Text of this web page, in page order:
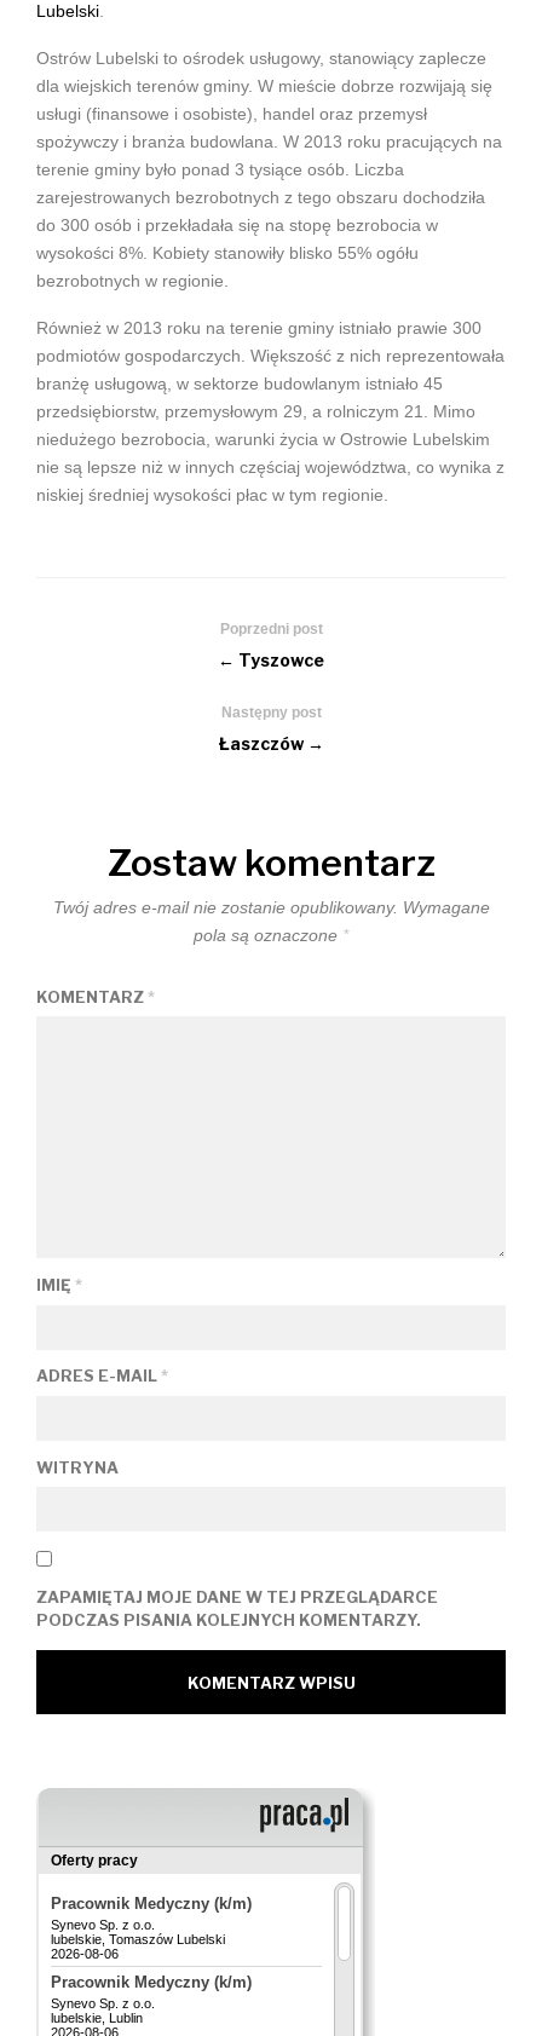
Lubelski
Ostrów Lubelski to ośrodek usługowy, stanowiący zaplecze
dla wiejskich terenów gminy. W mieście dobrze rozwijają się
usługi (finansowe i osobiste), handel oraz przemysł
spożywczy i branża budowlana. W 2013 roku pracujących na
terenie gminy było ponad 3 tysiące osób. Liczba
zarejestrowanych bezrobotnych z tego obszaru dochodziła
do 300 osób i przekładała się na stopę bezrobocia w
wysokości 8%. Kobiety stanowiły blisko 55% ogółu
bezrobotnych w regionie.
Również w 2013 roku na terenie gminy istniało prawie 300
podmiotów gospodarczych. Większość z nich reprezentowała
branżę usługową, w sektorze budowlanym istniało 45
przedsiębiorstw, przemysłowym 29, a rolniczym 21. Mimo
niedużego bezrobocia, warunki życia w Ostrowie Lubelskim
nie są lepsze niż w innych częściaj województwa, co wynika z
niskiej średniej wysokości płac w tym regionie.
Poprzedni post
← Tyszowce
Następny post
Łaszczów →
Zostaw komentarz
Twój adres e-mail nie zostanie opublikowany. Wymagane
pola są oznaczone *
KOMENTARZ *
IMIĘ *
ADRES E-MAIL *
WITRYNA
ZAPAMIĘTAJ MOJE DANE W TEJ PRZEGLĄDARCE
PODCZAS PISANIA KOLEJNYCH KOMENTARZY.